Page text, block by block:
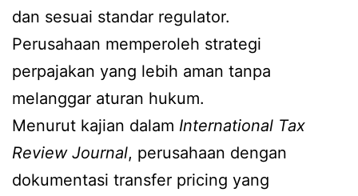
dan sesuai standar regulator.
Perusahaan memperoleh strategi
perpajakan yang lebih aman tanpa
melanggar aturan hukum.
Menurut kajian dalam International Tax
Review Journal, perusahaan dengan
dokumentasi transfer pricing yang